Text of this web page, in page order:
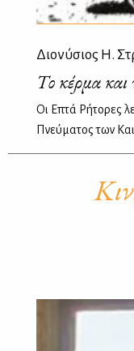
Διονύσιος Η.
Το κέρμα και
Οι Επτά Ρήτορες
Πνεύματος των